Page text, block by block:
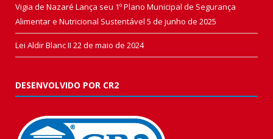
Vigia de Nazaré Lança seu 1º Plano Municipal de Segurança
Alimentar e Nutricional Sustentável 5 de junho de 2025
Lei Aldir Blanc II 22 de maio de 2024
DESENVOLVIDO POR CR2